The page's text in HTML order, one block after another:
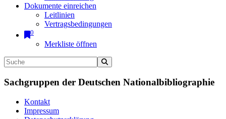
Dokumente einreichen
Leitlinien
Vertragsbedingungen
0
Merkliste öffnen
Sachgruppen der Deutschen Nationalbibliographie
Kontakt
Impressum